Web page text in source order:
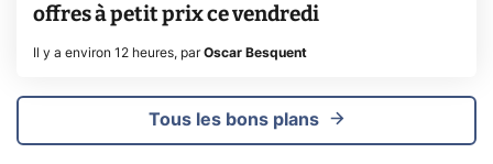
offres à petit prix ce vendredi
Il y a environ 12 heures, par Oscar Besquent
Tous les bons plans